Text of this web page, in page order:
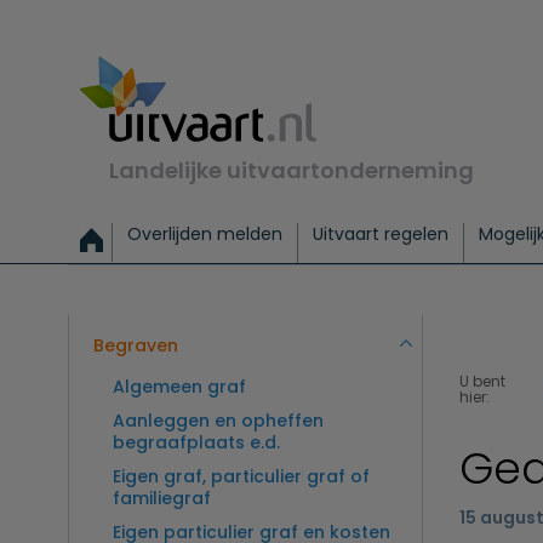
Landelijke uitvaartonderneming
Overlijden melden Uitvaart regelen
Exclusieve uitvaart Begrafenis Basis
Begraven
Algemeen graf
Aanleggen en opheffen
begraafplaats e.d.
Eigen graf, particulier graf of
familiegraf
Eigen particulier graf en kosten
U bent
hier:
15